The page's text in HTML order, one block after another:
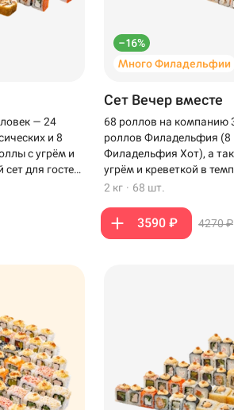
— 24
и 8
с угрём и
для гостей,
–16%
Много Филадельфии
Сет Вечер вместе
68 роллов на компанию
роллов Филадельфия (8
Филадельфия Хот), а
угрём и креветкой в
вечера с близкими.
2 кг · 68 шт.
3590 ₽ 4270 ₽